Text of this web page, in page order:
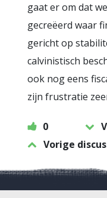
gaat er om dat
gecreëerd waar
gericht op
calvinistisch
ook nog eens
zijn frustratie
0
Vorige